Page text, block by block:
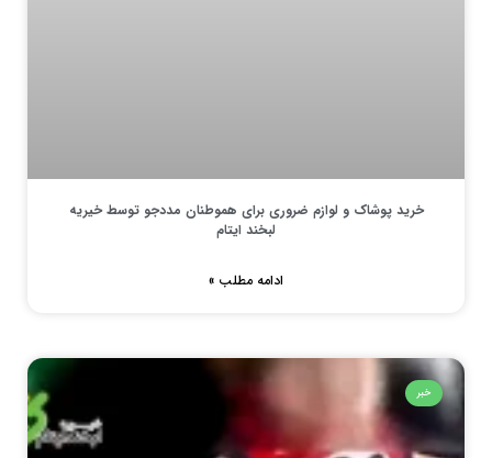
خرید پوشاک و لوازم ضروری برای هموطنان مددجو توسط خیریه
لبخند ایتام
ادامه مطلب »
خبر